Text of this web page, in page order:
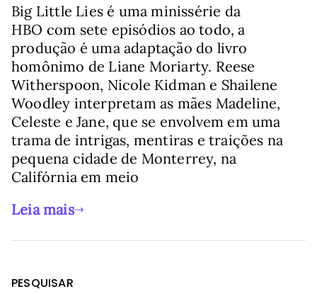
Big Little Lies é uma minissérie da
HBO com sete episódios ao todo, a
produção é uma adaptação do livro
homônimo de Liane Moriarty. Reese
Witherspoon, Nicole Kidman e Shailene
Woodley interpretam as mães Madeline,
Celeste e Jane, que se envolvem em uma
trama de intrigas, mentiras e traições na
pequena cidade de Monterrey, na
Califórnia em meio
Leia mais
PESQUISAR